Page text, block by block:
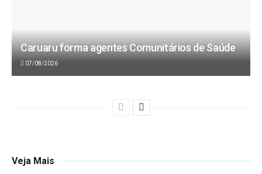
Caruaru forma agentes Comunitários de Saúde
07/08/2026
Veja Mais